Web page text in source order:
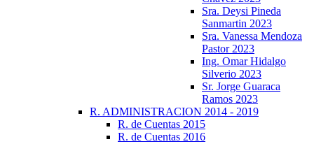
Sra. Deysi Pineda
Sanmartin 2023
Sra. Vanessa Mendoza
Pastor 2023
Ing. Omar Hidalgo
Silverio 2023
Sr. Jorge Guaraca
Ramos 2023
R. ADMINISTRACION 2014 - 2019
R. de Cuentas 2015
R. de Cuentas 2016